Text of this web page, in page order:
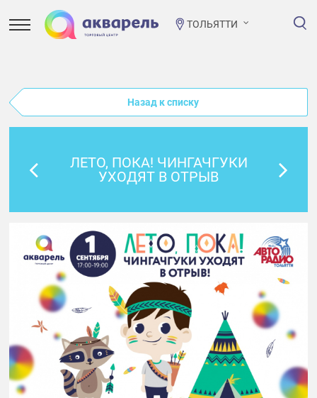
ТОЛЬЯТТИ
Назад к списку
ЛЕТО, ПОКА! ЧИНГАЧГУКИ
УХОДЯТ В ОТРЫВ